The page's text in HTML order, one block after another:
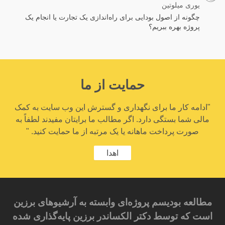
یوری میلوتین
چگونه از اصول بودایی برای راه‌اندازی یک تجارت یا انجام یک
پروژه بهره‌ ببریم؟
حمایت از ما
"ادامه کار ما برای نگهداری و گسترش این وب سایت به کمک
مالی شما بستگی دارد. اگر مطالب ما برایتان مفیدند لطفاً به
صورت پرداخت ماهانه یا یک مرتبه از ما حمایت کنید. "
اهدا
مطالعه بودیسم پروژه‌ای وابسته به آرشیوهای برزین
است که توسط دکتر الکساندر برزین پایه‌گذاری شده